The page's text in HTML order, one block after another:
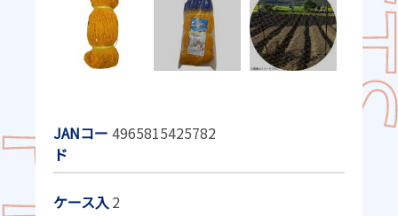
JANコー
ド
4965815425782
ケース入2